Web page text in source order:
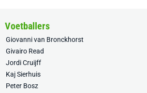
Voetballers
Giovanni van Bronckhorst
Givairo Read
Jordi Cruijff
Kaj Sierhuis
Peter Bosz